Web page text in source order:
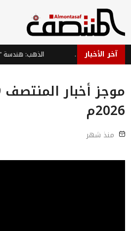
آخر الأخبار
2026م
منذ شهر